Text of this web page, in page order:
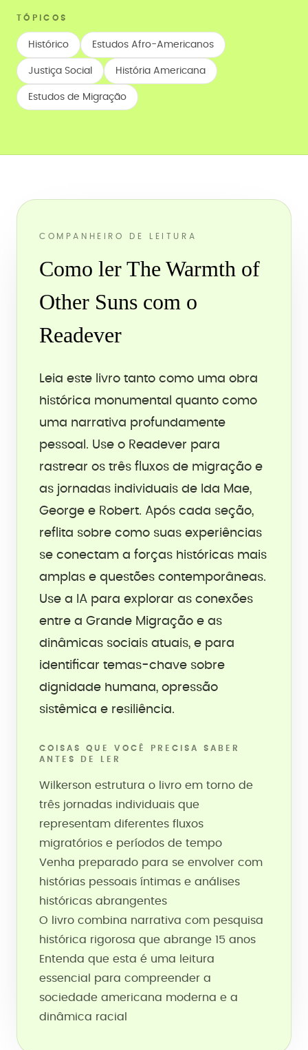
TÓPICOS
Histórico Estudos Afro-Americanos
Justiça Social História Americana
Estudos de Migração
COMPANHEIRO DE LEITURA
Como ler The Warmth of
Other Suns com o
Readever
Leia este livro tanto como uma obra
histórica monumental quanto como
uma narrativa profundamente
pessoal. Use o Readever para
rastrear os três fluxos de migração e
as jornadas individuais de Ida Mae,
George e Robert. Após cada seção,
reflita sobre como suas experiências
se conectam a forças históricas mais
amplas e questões contemporâneas.
Use a IA para explorar as conexões
entre a Grande Migração e as
dinâmicas sociais atuais, e para
identificar temas-chave sobre
dignidade humana, opressão
sistêmica e resiliência.
COISAS QUE VOCÊ PRECISA SABER
ANTES DE LER
Wilkerson estrutura o livro em torno de
três jornadas individuais que
representam diferentes fluxos
migratórios e períodos de tempo
Venha preparado para se envolver com
histórias pessoais íntimas e análises
históricas abrangentes
O livro combina narrativa com pesquisa
histórica rigorosa que abrange 15 anos
Entenda que esta é uma leitura
essencial para compreender a
sociedade americana moderna e a
dinâmica racial